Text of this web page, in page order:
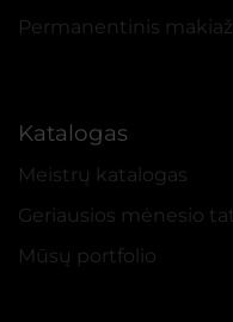
Katalogas
Meistrų katalogas
Mūsų portfolio